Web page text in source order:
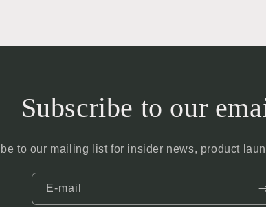
Subscribe to our
to our mailing list for insider news, product
E‑mail